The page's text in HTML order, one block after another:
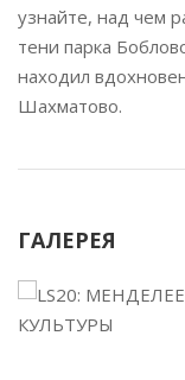
узнайте, над чем
тени парка
находил
Шахматово.
ГАЛЕРЕЯ